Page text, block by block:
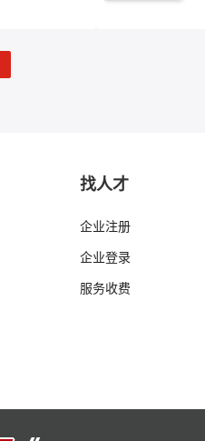
找人才
企业注册
企业登录
服务收费